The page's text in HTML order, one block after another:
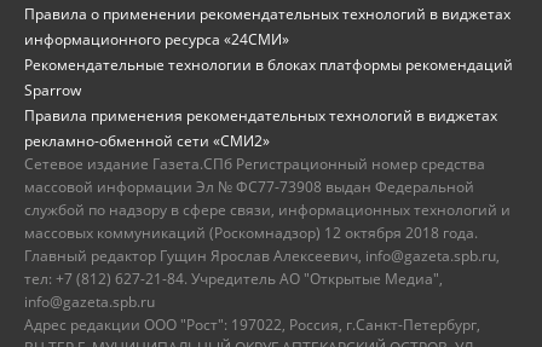
Правила о применении рекомендательных технологий в виджетах
информационного ресурса «24СМИ»
Рекомендательные технологии в блоках платформы рекомендаций
Sparrow
Правила применения рекомендательных технологий в виджетах
рекламно-обменной сети «СМИ2»
Сетевое издание Газета.СПб Регистрационный номер средства
массовой информации Эл № ФС77-73908 выдан Федеральной
службой по надзору в сфере связи, информационных технологий и
массовых коммуникаций (Роскомнадзор) 12 октября 2018 года.
Главный редактор Гущин Ярослав Алексеевич, info@gazeta.spb.ru,
тел: +7 (812) 627-21-84. Учредитель АО "Открытые Медиа",
info@gazeta.spb.ru
Адрес редакции ООО "Рост": 197022, Россия, г.Санкт-Петербург,